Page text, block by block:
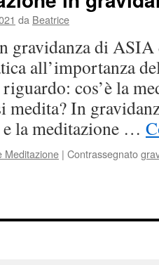
da Beatrice
gravidanza di ASIA
all’importanza
cos’è la
medita? In
la meditazione …
Meditazione | Contrassegnato